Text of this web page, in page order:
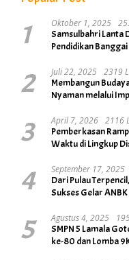
1 Oktober 1, 2025
Samsulbahri Lanta
Pendidikan Banggai
2 Juli 22, 2025
2319
Membangun
Nyaman melalui
3 April 7, 2026
2116
Pemberkasan
Waktu di Lingkup
4 September 17, 2025
Dari Pulau
Sukses Gelar
5 Agustus 4, 2025
SMPN 5 Lamala
ke-80 dan Lomba